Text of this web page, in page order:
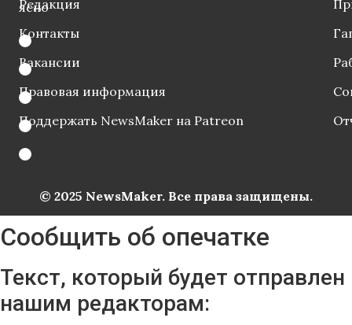
ясно
Редакция
Контакты
Вакансии
Правовая информация
Поддержать NewsMaker на Patreon
© 2025 NewsMaker. Все права защищены.
Сообщить об опечатке
Текст, который будет отправлен
нашим редакторам: